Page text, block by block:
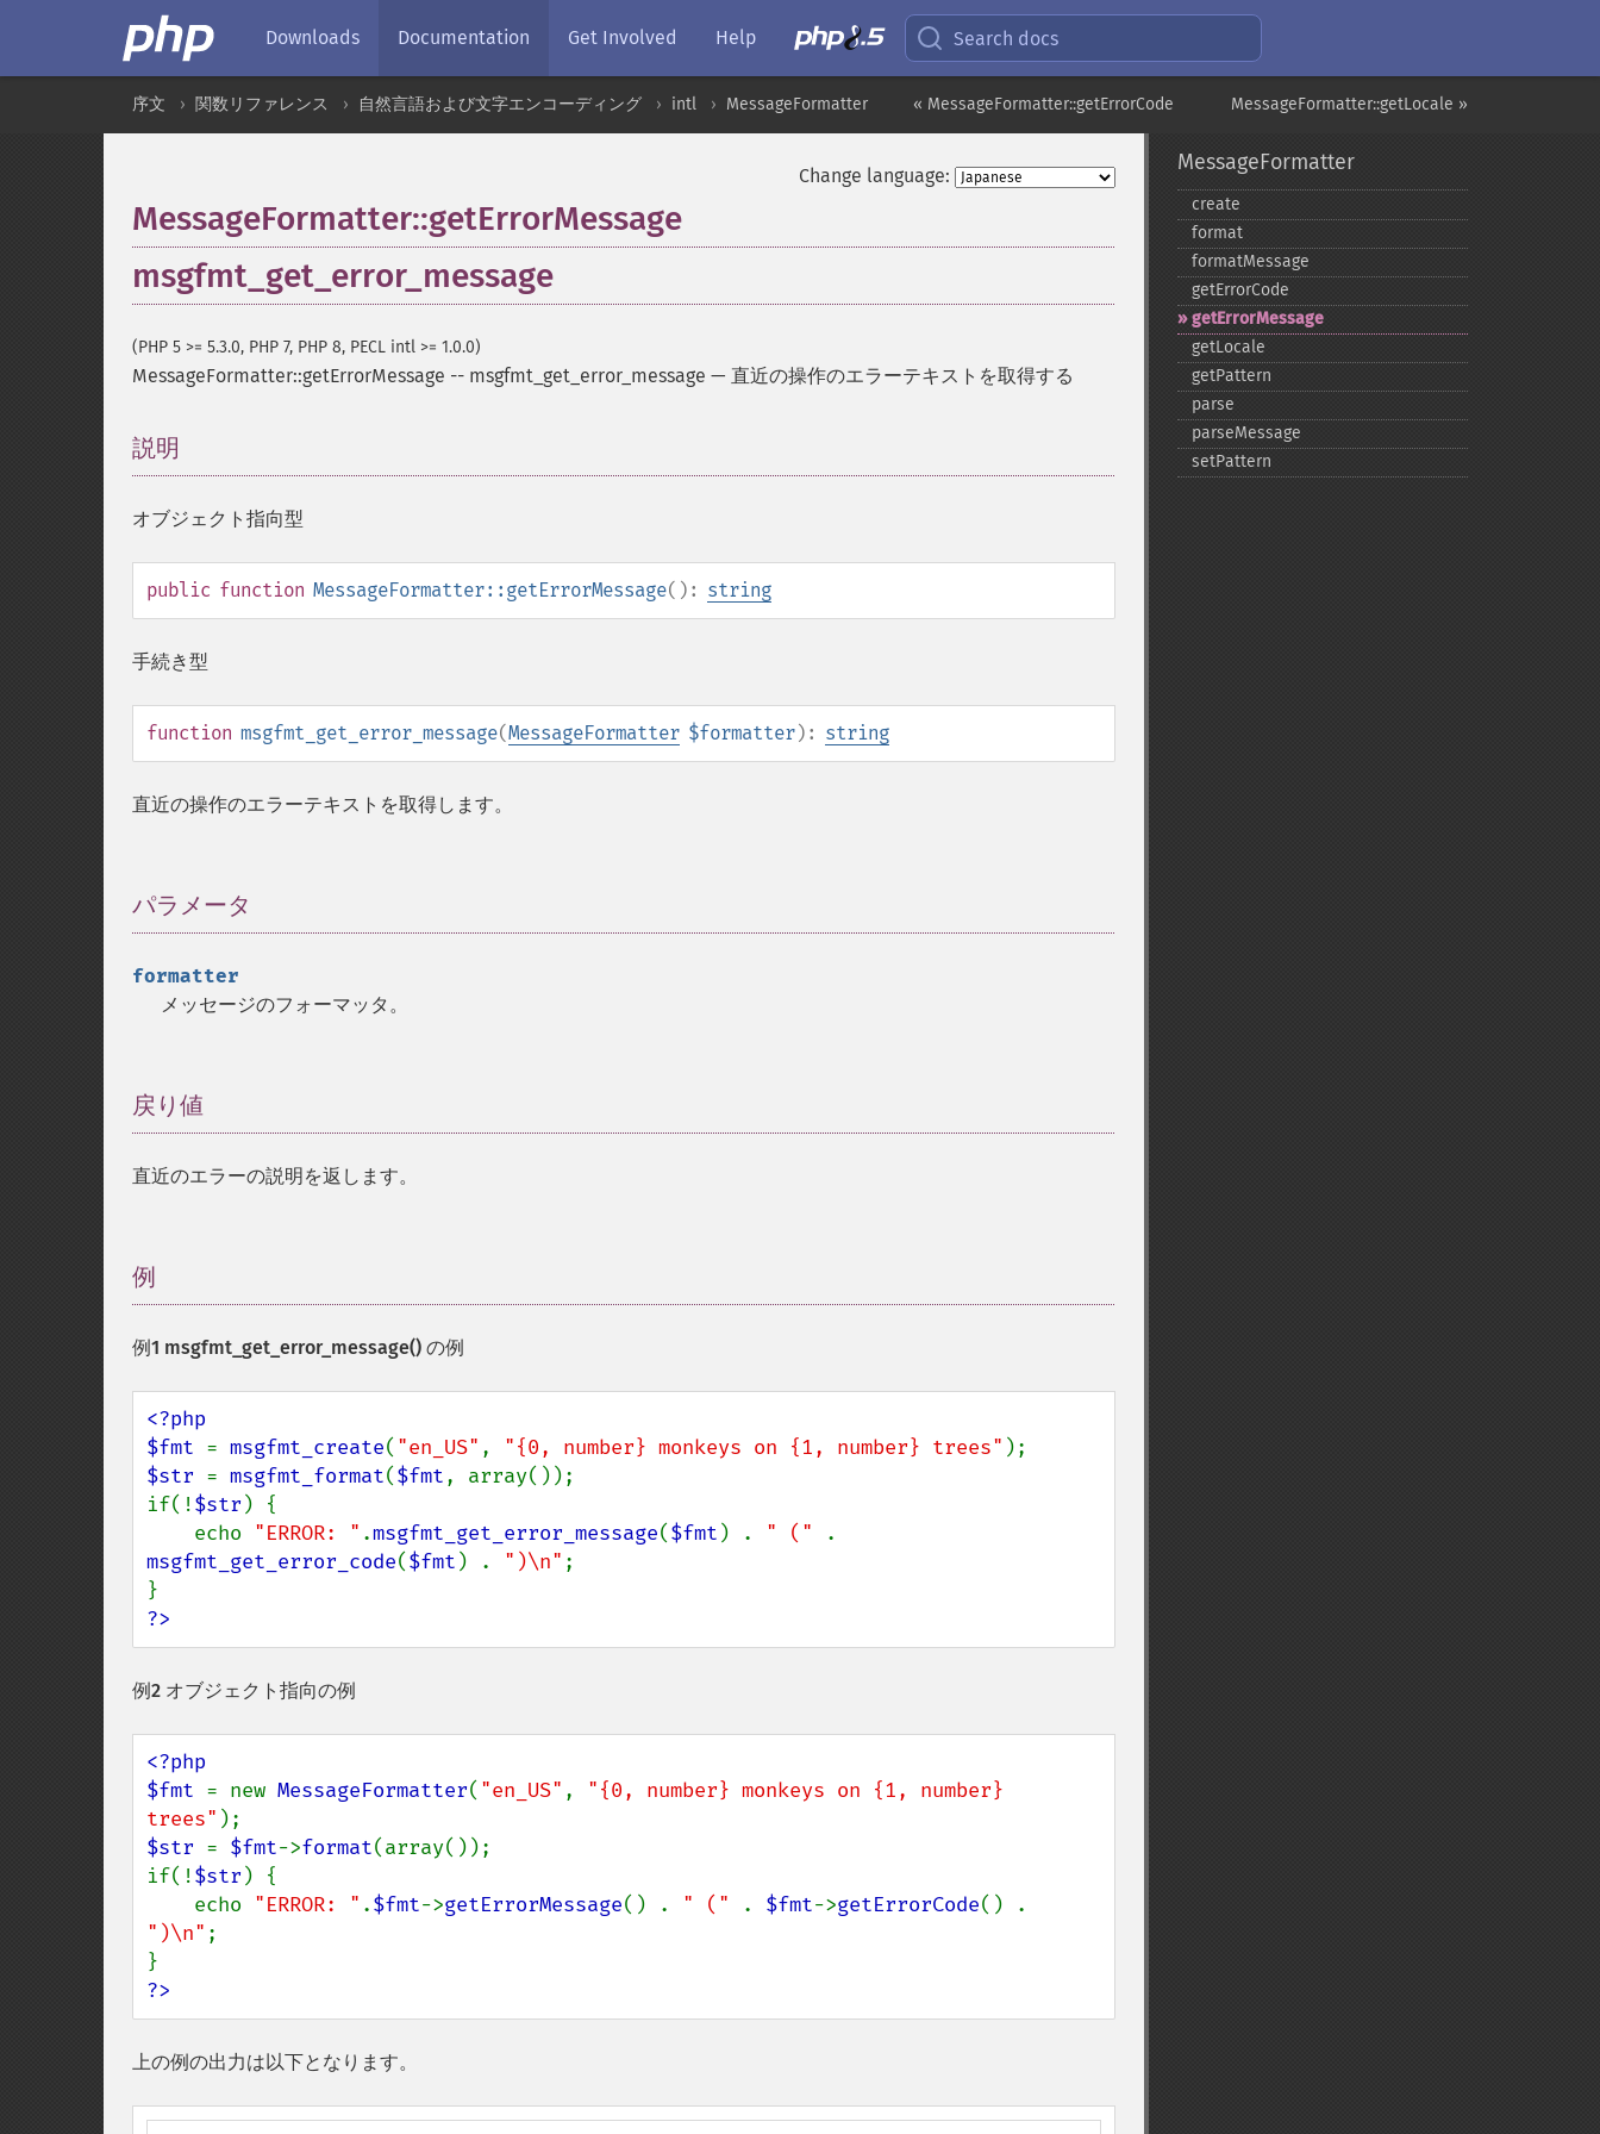
Downloads Documentation Get Involved Help Search docs
MessageFormatter::getLocale »
« MessageFormatter::getErrorCode
序文 関数リファレンス 自然言語および文字エンコーディング intl MessageFormatter
Change language:
MessageFormatter::getErrorMessage
msgfmt_get_error_message
(PHP 5 >= 5.3.0, PHP 7, PHP 8, PECL intl >= 1.0.0)
MessageFormatter::getErrorMessage -- msgfmt_get_error_message — 直近の操作のエラーテキストを取得する
説明
オブジェクト指向型
public function MessageFormatter::getErrorMessage(): string
手続き型
function msgfmt_get_error_message(MessageFormatter $formatter): string
直近の操作のエラーテキストを取得します。
パラメータ
formatter
メッセージのフォーマッタ。
戻り値
直近のエラーの説明を返します。
例
例1 msgfmt_get_error_message() の例
<?php
$fmt = msgfmt_create( "en_US" , "{0, number} monkeys on {1, number} trees"
$str = msgfmt_format($fmt, array());
if(!$str ) {
    echo
"ERROR: " .msgfmt_get_error_message($fmt ) . " ("
msgfmt_get_error_code($fmt ) . ")\n" ;
?>
例2 オブジェクト指向の例
<?php
$fmt = new MessageFormatter( "en_US" , "{0, number} monkeys on {1, number}
trees"
$str = $fmt->format(array());
if(!$str ) {
    echo
"ERROR: " .$fmt->getErrorMessage() . " (" . $fmt->getErrorCode
")\n" ;
?>
上の例の出力は以下となります。
MessageFormatter
create
format
formatMessage
getErrorCode
getErrorMessage
getLocale
getPattern
parse
parseMessage
setPattern